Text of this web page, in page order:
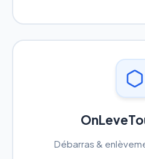
Débarras &